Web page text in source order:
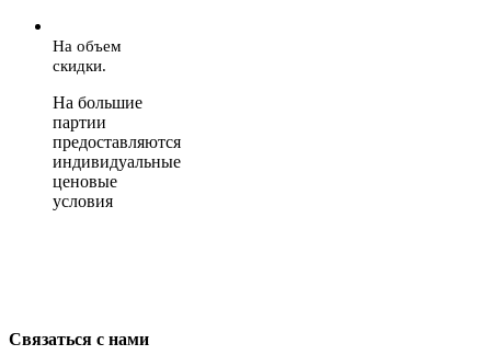
На объем
скидки.
На большие
партии
предоставляются
индивидуальные
ценовые
условия
Связаться с нами